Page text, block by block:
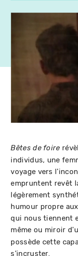
Bêtes de foire
individus, une
voyage vers
empruntent revêt
légèrement
humour propre
qui nous tiennent
même ou miroir
possède cette
s'incruster.